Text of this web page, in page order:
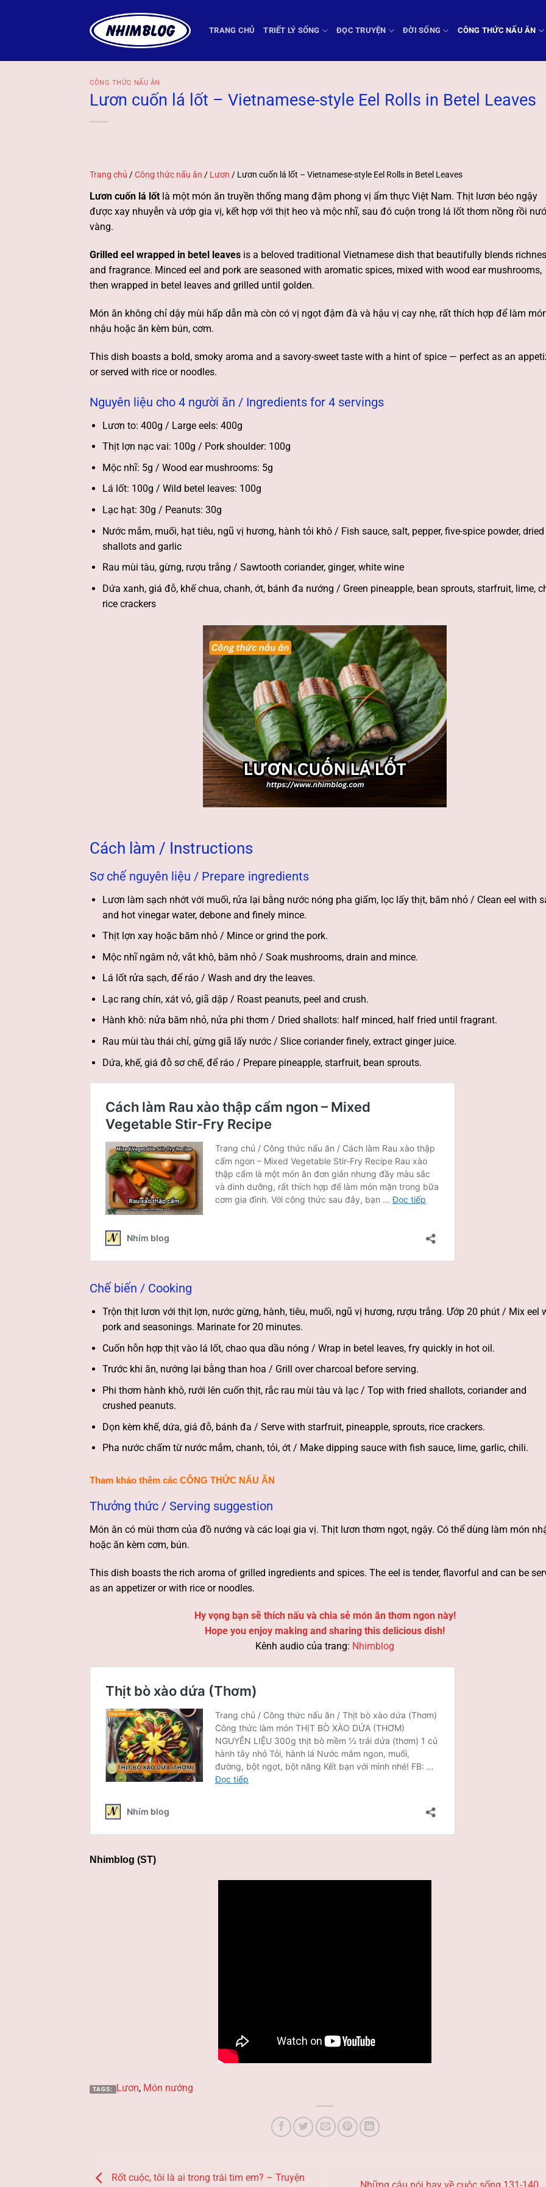
TRANG CHỦ TRIẾT LÝ SỐNG ĐỌC TRUYỆN ĐỜI SỐNG CÔNG THỨC NẤU ĂN
CÔNG THỨC NẤU ĂN
Lươn cuốn lá lốt – Vietnamese-style Eel Rolls in Betel Leaves
Trang chủ /Công thức nấu ăn / Lươn / Lươn cuốn lá lốt – Vietnamese-style Eel Rolls in Betel Leaves
Lươn cuốn lá lốt là một món ăn truyền thống mang đậm phong vị ẩm thực Việt Nam. Thịt lươn béo ngậy
được xay nhuyễn và ướp gia vị, kết hợp với thịt heo và mộc nhĩ, sau đó cuộn trong lá lốt thơm nồng rồi
vàng.
Grilled eel wrapped in betel leaves is a beloved traditional Vietnamese dish that beautifully blends
and fragrance. Minced eel and pork are seasoned with aromatic spices, mixed with wood ear mushrooms,
then wrapped in betel leaves and grilled until golden.
Món ăn không chỉ dậy mùi hấp dẫn mà còn có vị ngọt đậm đà và hậu vị cay nhẹ, rất thích hợp để làm
nhậu hoặc ăn kèm bún, cơm.
This dish boasts a bold, smoky aroma and a savory-sweet taste with a hint of spice — perfect as an
or served with rice or noodles.
Nguyên liệu cho 4 người ăn / Ingredients for 4 servings
Lươn to: 400g / Large eels: 400g
Thịt lợn nạc vai: 100g / Pork shoulder: 100g
Mộc nhĩ: 5g / Wood ear mushrooms: 5g
Lá lốt: 100g / Wild betel leaves: 100g
Lạc hạt: 30g / Peanuts: 30g
Nước mắm, muối, hạt tiêu, ngũ vị hương, hành tỏi khô / Fish sauce, salt, pepper, five-spice powder, dried
shallots and garlic
Rau mùi tàu, gừng, rượu trắng / Sawtooth coriander, ginger, white wine
Dứa xanh, giá đỗ, khế chua, chanh, ớt, bánh đa nướng / Green pineapple, bean sprouts, starfruit, lime,
rice crackers
Cách làm / Instructions
Sơ chế nguyên liệu / Prepare ingredients
Lươn làm sạch nhớt với muối, rửa lại bằng nước nóng pha giấm, lọc lấy thịt, băm nhỏ / Clean eel with
and hot vinegar water, debone and finely mince.
Thịt lợn xay hoặc băm nhỏ / Mince or grind the pork.
Mộc nhĩ ngâm nở, vắt khô, băm nhỏ / Soak mushrooms, drain and mince.
Lá lốt rửa sạch, để ráo / Wash and dry the leaves.
Lạc rang chín, xát vỏ, giã dập / Roast peanuts, peel and crush.
Hành khô: nửa băm nhỏ, nửa phi thơm / Dried shallots: half minced, half fried until fragrant.
Rau mùi tàu thái chỉ, gừng giã lấy nước / Slice coriander finely, extract ginger juice.
Dứa, khế, giá đỗ sơ chế, để ráo / Prepare pineapple, starfruit, bean sprouts.
Chế biến / Cooking
Trộn thịt lươn với thịt lợn, nước gừng, hành, tiêu, muối, ngũ vị hương, rượu trắng. Ướp 20 phút / Mix eel
pork and seasonings. Marinate for 20 minutes.
Cuốn hỗn hợp thịt vào lá lốt, chao qua dầu nóng / Wrap in betel leaves, fry quickly in hot oil.
Trước khi ăn, nướng lại bằng than hoa / Grill over charcoal before serving.
Phi thơm hành khô, rưới lên cuốn thịt, rắc rau mùi tàu và lạc / Top with fried shallots, coriander and
crushed peanuts.
Dọn kèm khế, dứa, giá đỗ, bánh đa / Serve with starfruit, pineapple, sprouts, rice crackers.
Pha nước chấm từ nước mắm, chanh, tỏi, ớt / Make dipping sauce with fish sauce, lime, garlic, chili.
Tham khảo thêm các CÔNG THỨC NẤU ĂN
Thưởng thức / Serving suggestion
Món ăn có mùi thơm của đồ nướng và các loại gia vị. Thịt lươn thơm ngọt, ngậy. Có thể dùng làm món
hoặc ăn kèm cơm, bún.
This dish boasts the rich aroma of grilled ingredients and spices. The eel is tender, flavorful and can be
as an appetizer or with rice or noodles.
Hy vọng bạn sẽ thích nấu và chia sẻ món ăn thơm ngon này!
Hope you enjoy making and sharing this delicious dish!
Kênh audio của trang: Nhimblog
Nhimblog (ST)
TAGS: Lươn, Món nướng
Rốt cuộc, tôi là ai trong trái tim em? – Truyện